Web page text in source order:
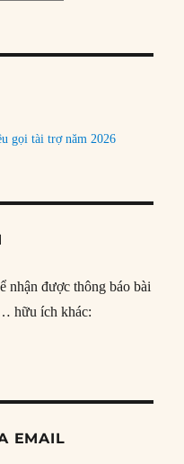
gọi tài trợ năm 2026
nhận được thông báo bài
hữu ích khác:
EMAIL